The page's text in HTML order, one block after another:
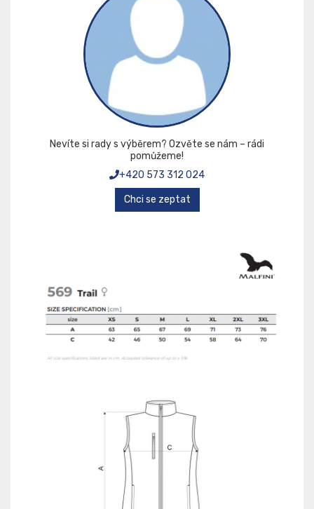
Nevíte si rady s výběrem? Ozvěte se nám – rádi
pomůžeme!
+420 573 312 024
Chci se zeptat